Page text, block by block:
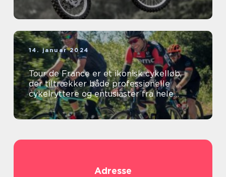
14. januar 2024
Tour de France er et ikonisk cykelløb,
der tiltrækker både professionelle
cykelryttere og entusiaster fra hele
verden
Adresse